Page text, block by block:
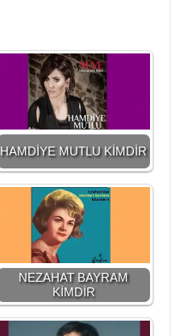
HAMDİYE MUTLU KİMDİR
NEZAHAT BAYRAM
KİMDİR